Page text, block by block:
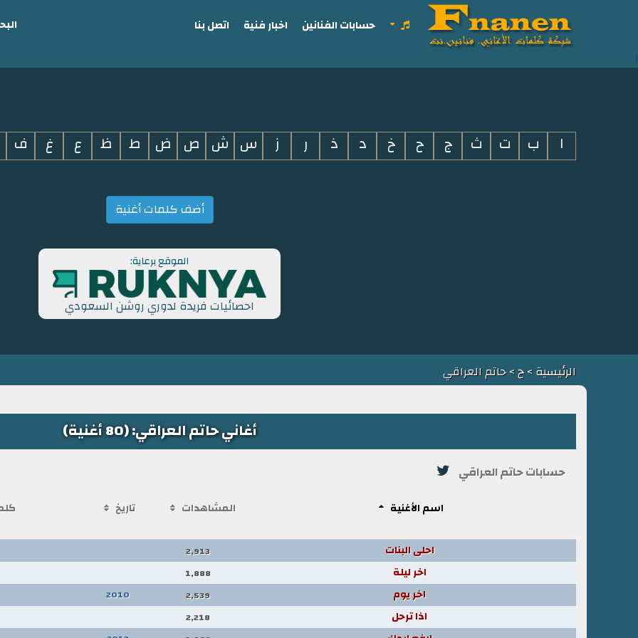
i
حسابات الفنانين اخبار فنية اتصل بنا
ا ب ت ث ج ح خ د ذ ر ز س ش ص ض ط ظ ع غ ف
أضف كلمات أغنية
الموقع برعاية:
احصائيات فريدة لدوري روشن السعودي
الرئيسية>ح> حاتم العراقي
أغاني حاتم العراقي: (80 أغنية)
حسابات حاتم العراقي
اسم الأغنية المشاهدات تاريخ
احلى البنات 2,913
اخر ليلة 1,888
اخر يوم 2,539
2010
اذا ترحل 2,218